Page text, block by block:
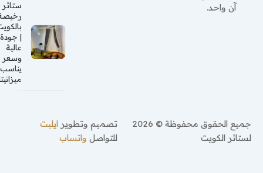
آن واحد.
ستائر
رخيصة
بالكويت
| جودة
عالية
وسعر
يناسب
ميزانيتك
جميع الحقوق محفوظة © 2026
لستائر الكويت
تصميم وتطويرايليت
للتواصلواتساب